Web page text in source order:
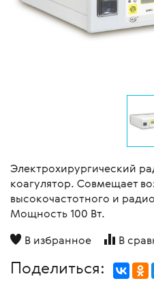
Электрохирургический
коагулятор. Совмещает
высокочастотного и
Мощность 100 Вт.
В избранное
В
Поделиться: